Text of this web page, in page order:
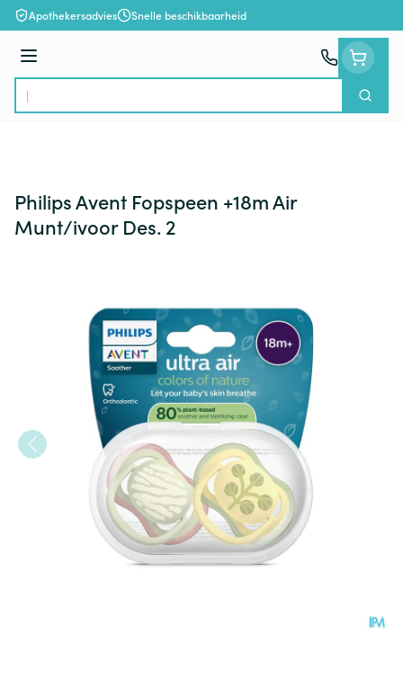
Ga naar de inhoud
Apothekersadvies Snelle beschikbaarheid
Menu
Product, merk, categorie...
Zoek
Philips Avent Fopspeen +18m Air
Munt/ivoor Des. 2